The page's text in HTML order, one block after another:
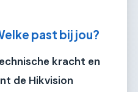
past bij jou?
kracht en
de Hikvision